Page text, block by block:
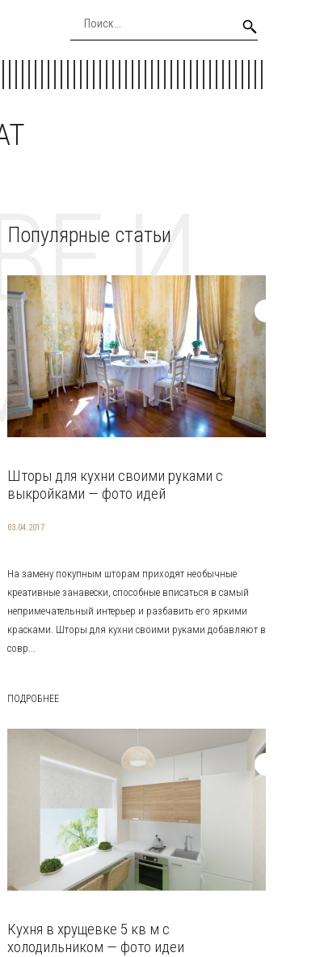
И
Популярные статьи
Шторы для кухни своими руками с
выкройками — фото идей
03.04.2017
На замену покупным шторам приходят необычные
креативные занавески, способные вписаться в самый
непримечательный интерьер и разбавить его яркими
красками. Шторы для кухни своими руками добавляют в
совр...
ПОДРОБНЕЕ
Кухня в хрущевке 5 кв м с
холодильником — фото идеи